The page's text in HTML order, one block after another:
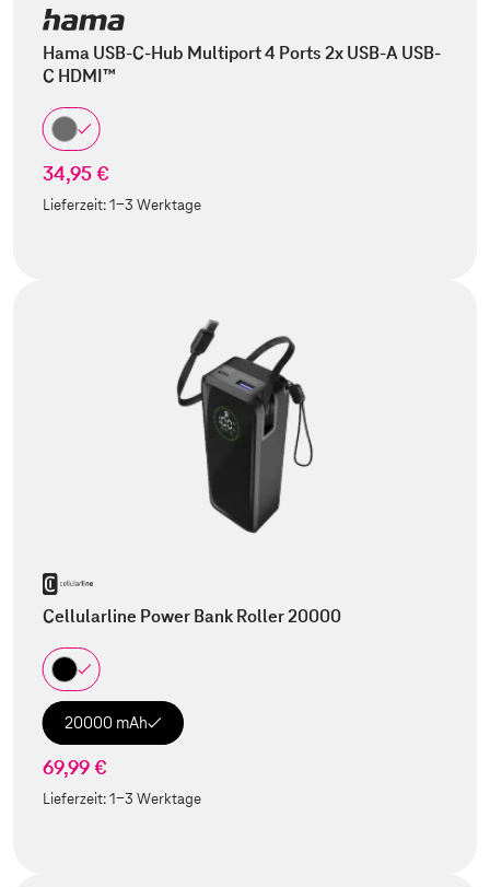
Hama USB-C-Hub Multiport 4 Ports 2x USB-A USB-
C HDMI™
34,95 €
Lieferzeit:1-3 Werktage
Cellularline Power Bank Roller 20000
20000 mAh
69,99 €
Lieferzeit:1-3 Werktage